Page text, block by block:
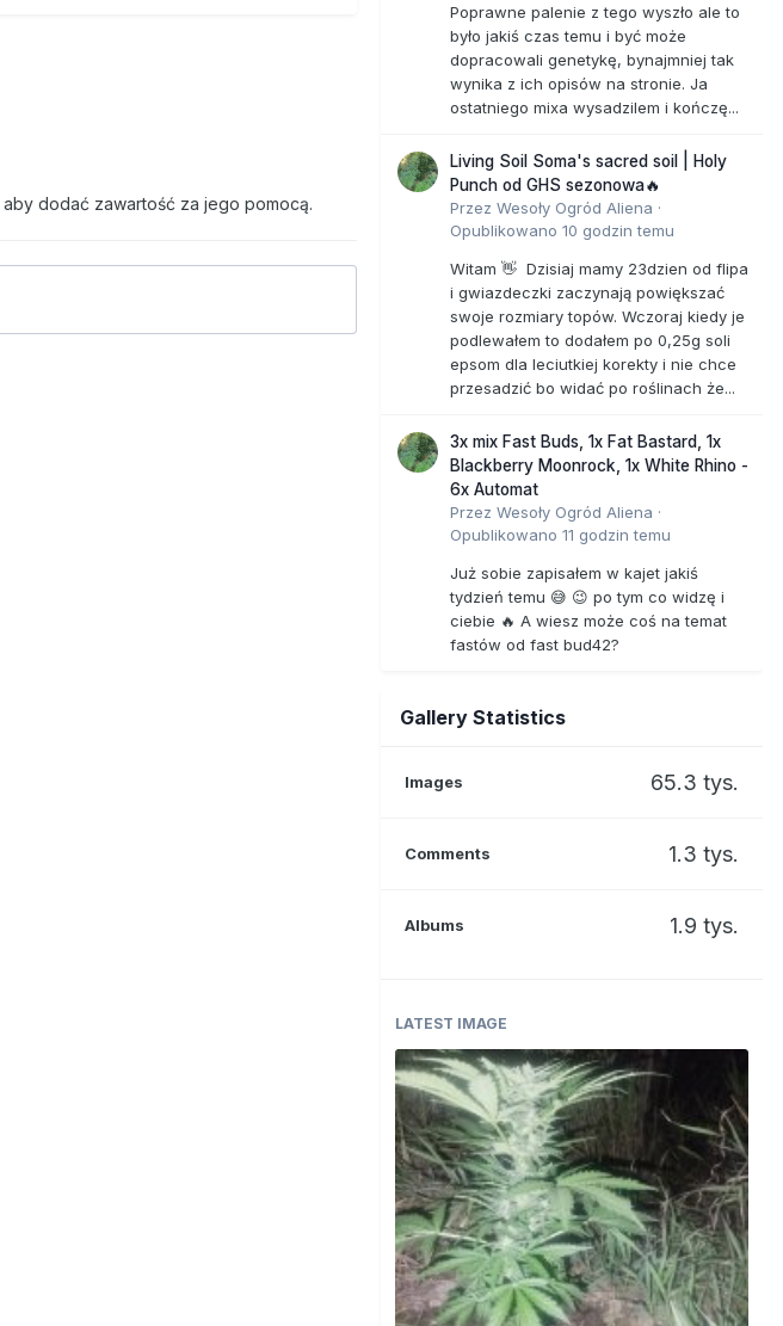
aby dodać zawartość za jego pomocą.
Poprawne palenie z tego wyszło ale to
było jakiś czas temu i być może
dopracowali genetykę, bynajmniej tak
wynika z ich opisów na stronie. Ja
ostatniego mixa wysadzilem i kończę...
Living Soil Soma's sacred soil | Holy
Punch od GHS sezonowa🔥
Przez Wesoły Ogród Aliena ·
Opublikowano 10 godzin temu
Witam 👋 Dzisiaj mamy 23dzien od flipa
i gwiazdeczki zaczynają powiększać
swoje rozmiary topów. Wczoraj kiedy je
podlewałem to dodałem po 0,25g soli
epsom dla leciutkiej korekty i nie chce
przesadzić bo widać po roślinach że...
3x mix Fast Buds, 1x Fat Bastard, 1x
Blackberry Moonrock, 1x White Rhino -
6x Automat
Przez Wesoły Ogród Aliena ·
Opublikowano 11 godzin temu
Już sobie zapisałem w kajet jakiś
tydzień temu 😅 😉 po tym co widzę i
ciebie 🔥 A wiesz może coś na temat
fastów od fast bud42?
Gallery Statistics
Images 65.3 tys.
Comments 1.3 tys.
Albums 1.9 tys.
LATEST IMAGE